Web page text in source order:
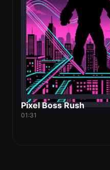
Pixel Boss Rush
01:31